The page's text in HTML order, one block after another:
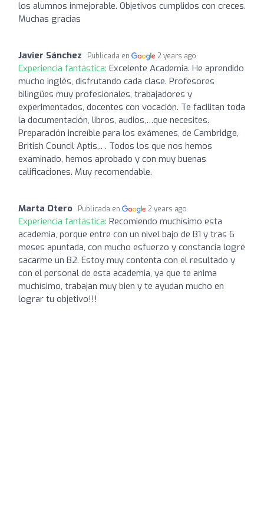
los alumnos inmejorable. Objetivos cumplidos con creces.
Muchas gracias
Javier Sánchez Publicada en 2 years ago
Experiencia fantástica: Excelente Academia. He aprendido
mucho inglés, disfrutando cada clase. Profesores
bilingües muy profesionales, trabajadores y
experimentados, docentes con vocación. Te facilitan toda
la documentación, libros, audios,…que necesites.
Preparación increíble para los exámenes, de Cambridge,
British Council Aptis,.. . Todos los que nos hemos
examinado, hemos aprobado y con muy buenas
calificaciones. Muy recomendable.
Marta Otero Publicada en 2 years ago
Experiencia fantástica: Recomiendo muchísimo esta
academia, porque entre con un nivel bajo de B1 y tras 6
meses apuntada, con mucho esfuerzo y constancia logré
sacarme un B2. Estoy muy contenta con el resultado y
con el personal de esta academia, ya que te anima
muchísimo, trabajan muy bien y te ayudan mucho en
lograr tu objetivo!!!